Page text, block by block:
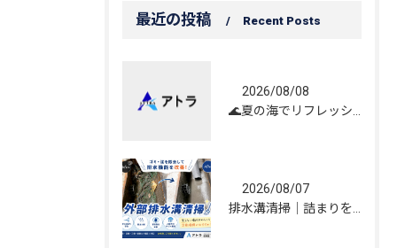
最近の投稿 Recent Posts
2026/08/08
2026/08/07